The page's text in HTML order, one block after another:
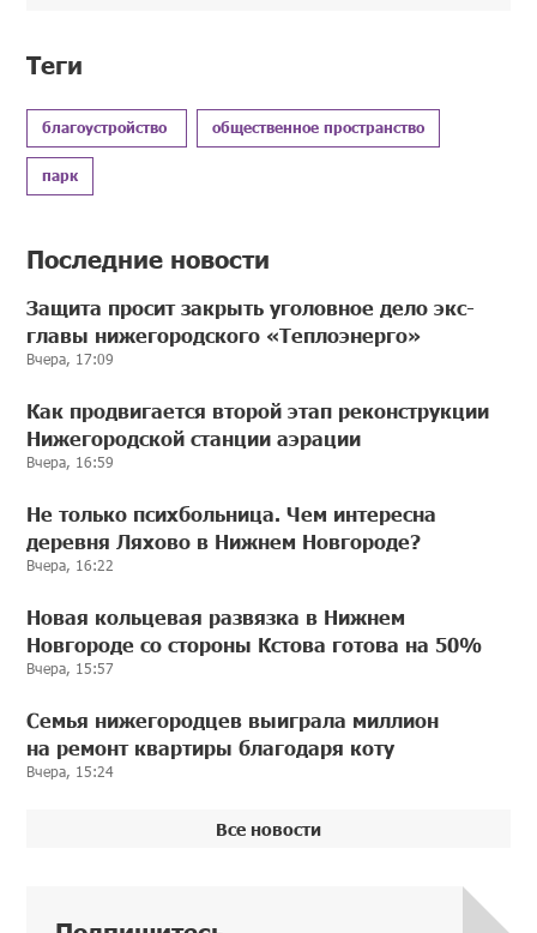
Теги
благоустройство общественное пространство
парк
Последние новости
Защита просит закрыть уголовное дело экс-
главы нижегородского «Теплоэнерго»
Вчера, 17:09
Как продвигается второй этап реконструкции
Нижегородской станции аэрации
Вчера, 16:59
Не только психбольница. Чем интересна
деревня Ляхово в Нижнем Новгороде?
Вчера, 16:22
Новая кольцевая развязка в Нижнем
Новгороде со стороны Кстова готова на 50%
Вчера, 15:57
Семья нижегородцев выиграла миллион
на ремонт квартиры благодаря коту
Вчера, 15:24
Все новости